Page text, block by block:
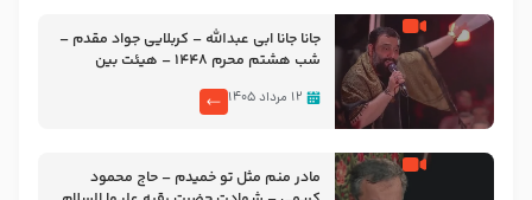
جانا جانا ابی عبدالله – کربلایی جواد مقدم –
شب هشتم محرم 1448 – هیئت بین
۱۲ مرداد ۱۴۰۵
مادر منم مثل تو خمیدم – حاج محمود